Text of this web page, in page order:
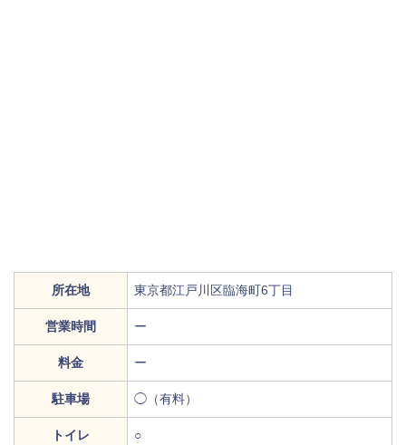
所在地 東京都江戸川区臨海町6丁目
営業時間 ー
料金 ー
駐車場 ◯（有料）
トイレ ○